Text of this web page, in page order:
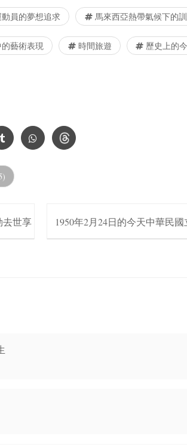
員的夢想追求 馬來西亞熱帶氣候下的
藝術表現 時間旅遊 歷史上的
去世享 1950年2月24日的今天中華民